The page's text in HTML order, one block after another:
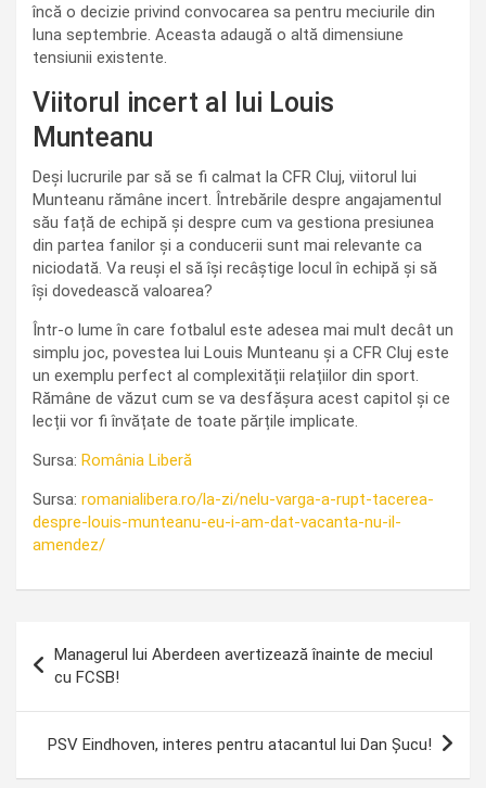
încă o decizie privind convocarea sa pentru meciurile din
luna septembrie. Aceasta adaugă o altă dimensiune
tensiunii existente.
Viitorul incert al lui Louis
Munteanu
Deși lucrurile par să se fi calmat la CFR Cluj, viitorul lui
Munteanu rămâne incert. Întrebările despre angajamentul
său față de echipă și despre cum va gestiona presiunea
din partea fanilor și a conducerii sunt mai relevante ca
niciodată. Va reuși el să își recâștige locul în echipă și să
își dovedească valoarea?
Într-o lume în care fotbalul este adesea mai mult decât un
simplu joc, povestea lui Louis Munteanu și a CFR Cluj este
un exemplu perfect al complexității relațiilor din sport.
Rămâne de văzut cum se va desfășura acest capitol și ce
lecții vor fi învățate de toate părțile implicate.
Sursa: România Liberă
Sursa: romanialibera.ro/la-zi/nelu-varga-a-rupt-tacerea-
despre-louis-munteanu-eu-i-am-dat-vacanta-nu-il-
amendez/
în
articole
Managerul lui Aberdeen avertizează înainte de meciul
cu FCSB!
PSV Eindhoven, interes pentru atacantul lui Dan Șucu!